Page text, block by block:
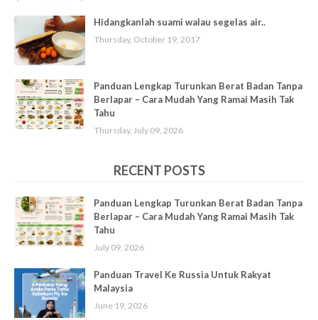
Hidangkanlah suami walau segelas air..
Thursday, October 19, 2017
Panduan Lengkap Turunkan Berat Badan Tanpa
Berlapar – Cara Mudah Yang Ramai Masih Tak
Tahu
Thursday, July 09, 2026
RECENT POSTS
Panduan Lengkap Turunkan Berat Badan Tanpa
Berlapar – Cara Mudah Yang Ramai Masih Tak
Tahu
July 09, 2026
Panduan Travel Ke Russia Untuk Rakyat
Malaysia
June 19, 2026